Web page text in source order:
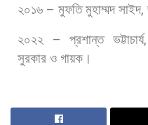
২০১৬ – মুফতি মুহাম্মদ সাইদ,
২০২২ – প্রশান্ত ভট্টাচার্য,
সুরকার ও গায়ক।